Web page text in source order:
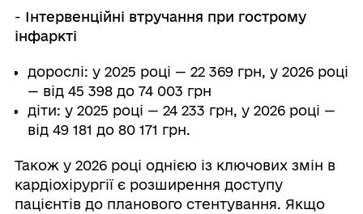
- Інтервенційні втручання при гострому
інфаркті
дорослі: у 2025 році — 22 369 грн, у 2026 році
— від 45 398 до 74 003 грн
діти: у 2025 році — 24 233 грн, у 2026 році —
від 49 181 до 80 171 грн.
Також у 2026 році однією із ключових змін в
кардіохірургії є розширення доступу
пацієнтів до планового стентування. Якщо